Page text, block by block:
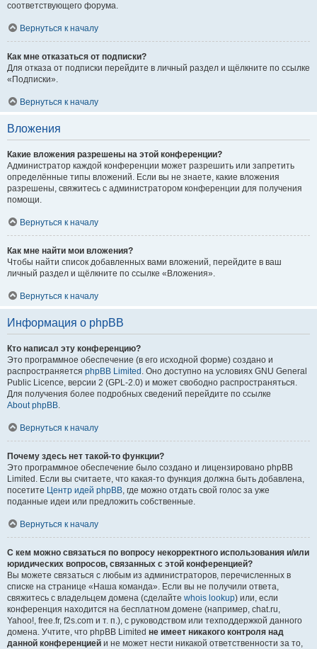
соответствующего форума.
Вернуться к началу
Как мне отказаться от подписки?
Для отказа от подписки перейдите в личный раздел и щёлкните по ссылке
«Подписки».
Вернуться к началу
Вложения
Какие вложения разрешены на этой конференции?
Администратор каждой конференции может разрешить или запретить
определённые типы вложений. Если вы не знаете, какие вложения
разрешены, свяжитесь с администратором конференции для получения
помощи.
Вернуться к началу
Как мне найти мои вложения?
Чтобы найти список добавленных вами вложений, перейдите в ваш
личный раздел и щёлкните по ссылке «Вложения».
Вернуться к началу
Информация о phpBB
Кто написал эту конференцию?
Это программное обеспечение (в его исходной форме) создано и
распространяется phpBB Limited . Оно доступно на условиях GNU General
Public Licence, версии 2 (GPL-2.0) и может свободно распространяться.
Для получения более подробных сведений перейдите по ссылке
About phpBB.
Вернуться к началу
Почему здесь нет такой-то функции?
Это программное обеспечение было создано и лицензировано phpBB
Limited. Если вы считаете, что какая-то функция должна быть добавлена,
посетите Центр идей phpBB, где можно отдать свой голос за уже
поданные идеи или предложить собственные.
Вернуться к началу
С кем можно связаться по вопросу некорректного использования и/или
юридических вопросов, связанных с этой конференцией?
Вы можете связаться с любым из администраторов, перечисленных в
списке на странице «Наша команда». Если вы не получили ответа,
свяжитесь с владельцем домена (сделайте whois lookup) или, если
конференция находится на бесплатном домене (например, chat.ru,
Yahoo!, free.fr, f2s.com и т. п.), с руководством или техподдержкой данного
домена. Учтите, что phpBB Limited не имеет никакого контроля над
данной конференцией и не может нести никакой ответственности за то,